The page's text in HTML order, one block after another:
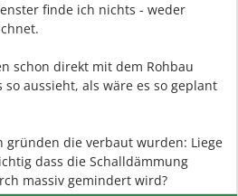
finde ich nichts - weder
schon direkt mit dem Rohbau
aussieht, als wäre es so geplant
gründen die verbaut wurden: Liege
dass die Schalldämmung
massiv gemindert wird?